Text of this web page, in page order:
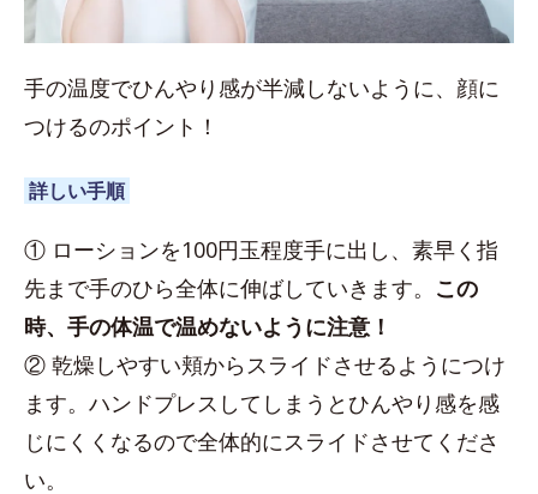
手の温度でひんやり感が半減しないように、顔に
つけるのポイント！
詳しい手順
① ローションを100円玉程度手に出し、素早く指
先まで手のひら全体に伸ばしていきます。 この
時、手の体温で温めないように注意！
② 乾燥しやすい頬からスライドさせるようにつけ
ます。ハンドプレスしてしまうとひんやり感を感
じにくくなるので全体的にスライドさせてくださ
い。